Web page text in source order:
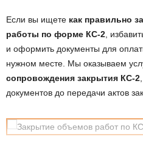
Если вы ищете как правильно
работы по форме КС-2 ,
и оформить документы для
нужном месте. Мы оказываем
сопровождения закрытия КС-2
документов до передачи актов